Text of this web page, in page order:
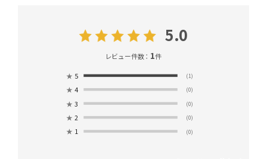
5.0
レビュー件数： 1件
★ 5 (1)
★ 4 (0)
★ 3 (0)
★ 2 (0)
★ 1 (0)